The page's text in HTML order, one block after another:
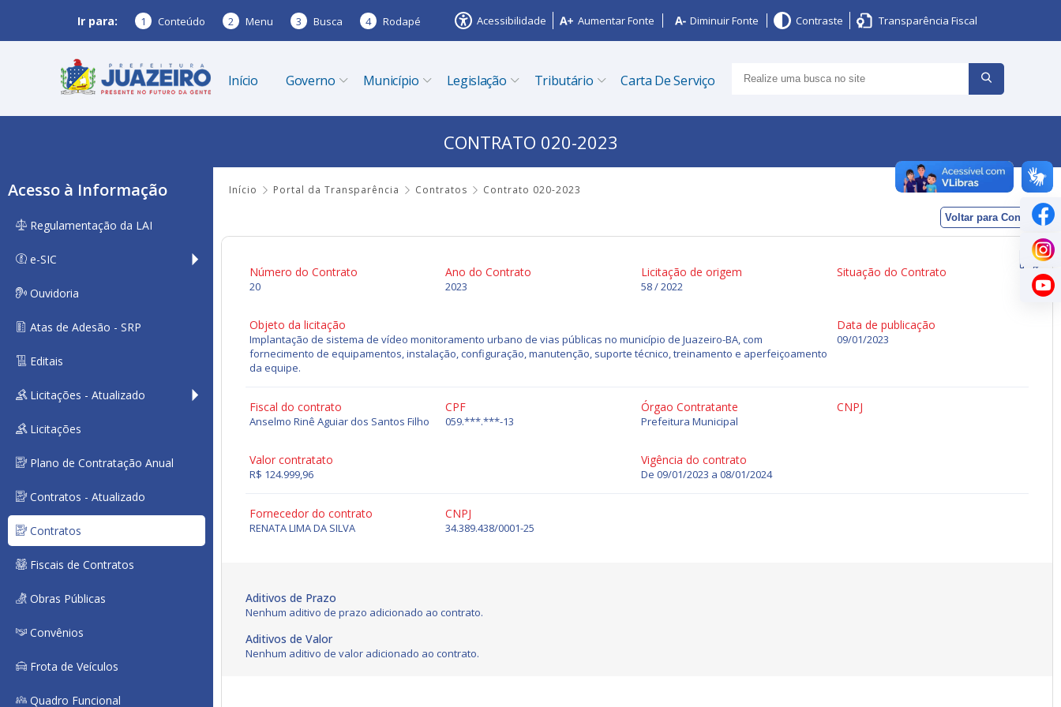
Ir para: 1 Conteúdo 2 Menu 3 Busca 4 Rodapé Acessibilidade Aumentar Fonte Diminuir Fonte Contraste Transparência Fiscal
Início Governo Município Legislação Tributário Carta De Serviço
CONTRATO 020-2023
Início Portal da Transparência Contratos Contrato 020-2023
Acesso à Informação
Regulamentação da LAI
e-SIC
Ouvidoria
Atas de Adesão - SRP
Editais
Licitações - Atualizado
Licitações
Plano de Contratação Anual
Contratos - Atualizado
Contratos
Fiscais de Contratos
Obras Públicas
Convênios
Frota de Veículos
Quadro Funcional
Voltar para Contratos
Número do Contrato
20
Ano do Contrato
2023
Licitação de origem
58 / 2022
Situação do Contrato
Objeto da licitação
Implantação de sistema de vídeo monitoramento urbano de vias públicas no município de Juazeiro-BA, com
fornecimento de equipamentos, instalação, configuração, manutenção, suporte técnico, treinamento e aperfeiçoamento
da equipe.
Data de publicação
09/01/2023
Fiscal do contrato
Anselmo Rinê Aguiar dos Santos Filho
CPF
059.***.***-13
Órgao Contratante
Prefeitura Municipal
CNPJ
Valor contratato
R$ 124.999,96
Vigência do contrato
De 09/01/2023 a 08/01/2024
Fornecedor do contrato
RENATA LIMA DA SILVA
CNPJ
34.389.438/0001-25
Aditivos de Prazo
Nenhum aditivo de prazo adicionado ao contrato.
Aditivos de Valor
Nenhum aditivo de valor adicionado ao contrato.